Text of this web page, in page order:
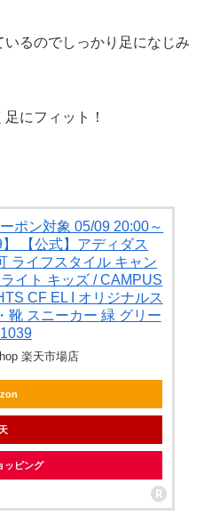
るのでしっかり足になじみ
にフィット！
ポン対象 05/09 20:00～
【公式】アディダス
ライフスタイル キャン
イト キッズ / CAMPUS
CF EL I オリジナルス
靴 スニーカー 緑 グリー
楽天市場店
ッピング